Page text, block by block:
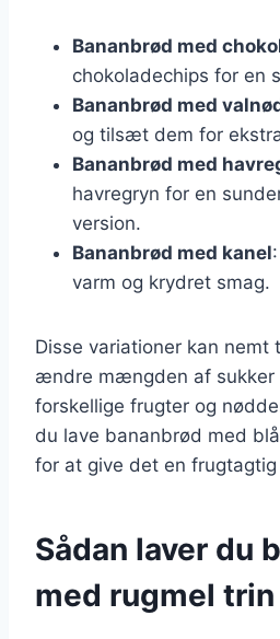
Bananbrød med
chokoladechips for en
Bananbrød med
og tilsæt dem for
Bananbrød med
havregryn for en
version.
Bananbrød med kanel
varm og krydret smag.
Disse variationer kan nemt
ændre mængden af sukker
forskellige frugter og
du lave bananbrød med
for at give det en frugtagtig
Sådan laver du
med rugmel